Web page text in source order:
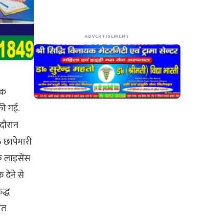
गई.
लाइसेंस
देने से
ADVERTISEMENT